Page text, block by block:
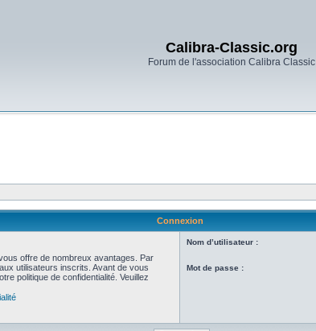
Calibra-Classic.org
Forum de l'association Calibra Classic
Connexion
offre de nombreux avantages. Par
utilisateurs inscrits. Avant de vous
politique de confidentialité. Veuillez
Nom d’utilisateur :
Mot de passe :